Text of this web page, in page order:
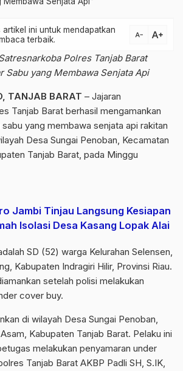
ini untuk mendapatkan
terbaik.
text_decrease text_increase
Polres Tanjab Barat
Sabu yang Membawa Senjata Api
TANJAB BARAT – Jajaran
Tanjab Barat berhasil mengamankan
yang membawa senjata api rakitan
Desa Sungai Penoban, Kecamatan
Tanjab Barat, pada Minggu
Jambi Tinjau Langsung Kesiapan
Isolasi Desa Kasang Lopak Alai
SD (52) warga Kelurahan Selensen,
Kabupaten Indragiri Hilir, Provinsi Riau.
setelah polisi melakukan
cover buy.
di wilayah Desa Sungai Penoban,
Kabupaten Tanjab Barat. Pelaku ini
melakukan penyamaran under
Tanjab Barat AKBP Padli SH, S.IK,